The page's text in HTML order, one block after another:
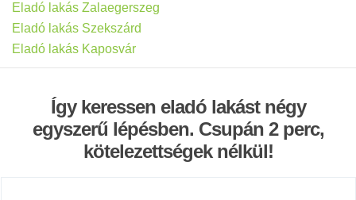
Eladó lakás Zalaegerszeg
Eladó lakás Szekszárd
Eladó lakás Kaposvár
Így keressen eladó lakást négy
egyszerű lépésben. Csupán 2 perc,
kötelezettségek nélkül!